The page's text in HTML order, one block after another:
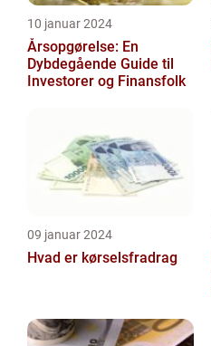
10 januar 2024
Årsopgørelse: En
Dybdegående Guide til
Investorer og Finansfolk
09 januar 2024
Hvad er kørselsfradrag